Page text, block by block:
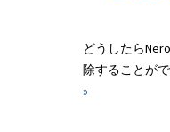
どうしたら
除することが
»